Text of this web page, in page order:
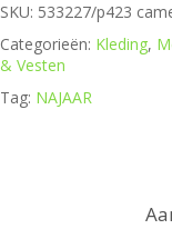
SKU: 533227/p423
Categorieën: Kleding,
& Vesten
Tag: NAJAAR